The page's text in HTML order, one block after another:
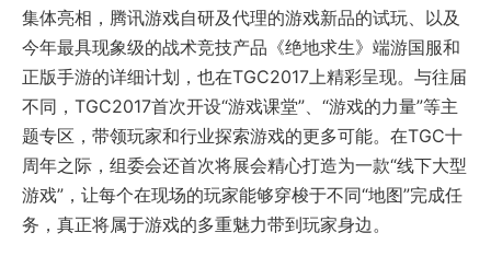
集体亮相，腾讯游戏自研及代理的游戏新品的试玩、以及
今年最具现象级的战术竞技产品《绝地求生》端游国服和
正版手游的详细计划，也在TGC2017上精彩呈现。与往届
不同，TGC2017首次开设“游戏课堂”、“游戏的力量”等主
题专区，带领玩家和行业探索游戏的更多可能。在TGC十
周年之际，组委会还首次将展会精心打造为一款“线下大型
游戏”，让每个在现场的玩家能够穿梭于不同“地图”完成任
务，真正将属于游戏的多重魅力带到玩家身边。